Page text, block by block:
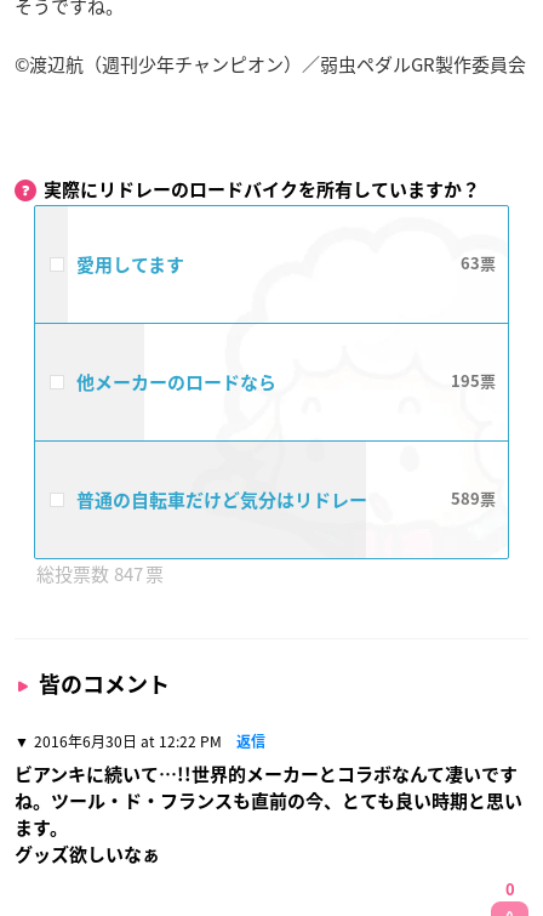
そうですね。
©渡辺航（週刊少年チャンピオン）／弱虫ペダルGR製作委員会
実際にリドレーのロードバイクを所有していますか？
愛用してます 63
他メーカーのロードなら 195
普通の自転車だけど気分はリドレー 589
847
皆のコメント
2016年6月30日 at 12:22 PM 返信
ビアンキに続いて…!!世界的メーカーとコラボなんて凄いです
ね。ツール・ド・フランスも直前の今、とても良い時期と思い
ます。
グッズ欲しいなぁ
0